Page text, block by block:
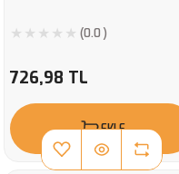
(0.0 )
726,98 TL
EKLE